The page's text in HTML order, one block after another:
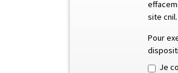
site
Pour
Je